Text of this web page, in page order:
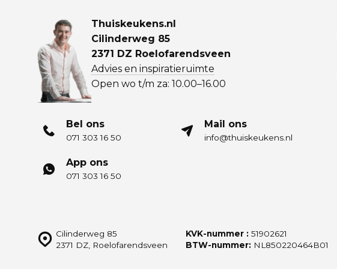
Thuiskeukens.nl
Cilinderweg 85
2371 DZ Roelofarendsveen
Advies en inspiratieruimte
Open wo t/m za: 10.00–16.00
Bel ons
071 303 16 50
Mail ons
info@thuiskeukens.nl
App ons
071 303 16 50
Cilinderweg 85
2371 DZ, Roelofarendsveen
KVK-nummer : 51902621
BTW-nummer: NL850220464B01